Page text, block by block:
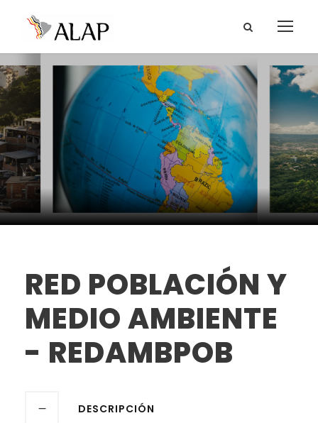
RED POBLACIÓN Y
MEDIO AMBIENTE
- REDAMBPOB
DESCRIPCIÓN